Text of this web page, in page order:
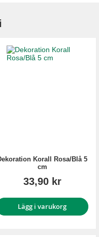
Korall Rosa/Blå 5
cm
33,90 kr
Lägg i varukorg